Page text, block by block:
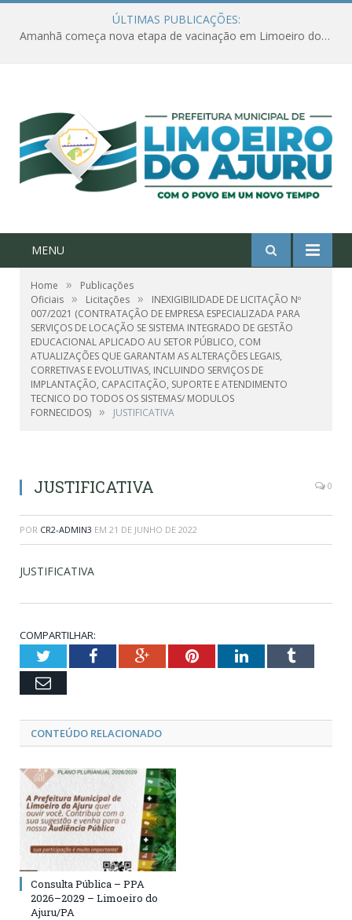
ÚLTIMAS PUBLICAÇÕES:
Amanhã começa nova etapa de vacinação em Limoeiro do Ajuru para idosos com 65 ou mais
MENU
Home »
Publicações
Oficiais » Licitações »
INEXIGIBILIDADE DE LICITAÇÃO Nº
007/2021 (CONTRATAÇÃO DE EMPRESA ESPECIALIZADA PARA
SERVIÇOS DE LOCAÇÃO SE SISTEMA INTEGRADO DE GESTÃO
EDUCACIONAL APLICADO AU SETOR PÚBLICO, COM
ATUALIZAÇÕES QUE GARANTAM AS ALTERAÇÕES LEGAIS,
CORRETIVAS E EVOLUTIVAS, INCLUINDO SERVIÇOS DE
IMPLANTAÇÃO, CAPACITAÇÃO, SUPORTE E ATENDIMENTO
TECNICO DO TODOS OS SISTEMAS/ MODULOS
FORNECIDOS) » JUSTIFICATIVA
JUSTIFICATIVA 0
POR CR2-ADMIN3 EM 21 DE JUNHO DE 2022
JUSTIFICATIVA
COMPARTILHAR:
TwitterFacebookGoogle+PinterestLinkedInTumblr
Email
CONTEÚDO RELACIONADO
Consulta Pública – PPA
2026–2029 – Limoeiro do
Ajuru/PA